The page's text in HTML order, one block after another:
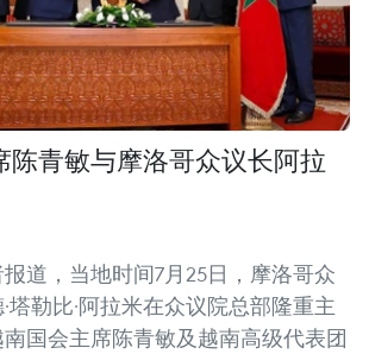
陈青敏与摩洛哥众议长阿拉
道，当地时间7月25日，摩洛哥众
塔勒比·阿拉米在众议院总部隆重主
国会主席陈青敏及越南高级代表团